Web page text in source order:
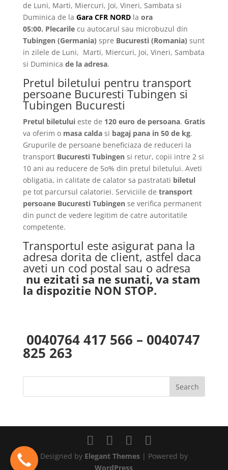
de Luni, Marti, Miercuri, Joi, Vineri, Sambata si
Duminica de la Gara CFR NORDla ora
05:00. Plecarilecu autocarul sau microbuzul din
Tubingen (Germania) spre Bucuresti (Romania) sunt
in zilele de Luni, Marti, Miercuri, Joi, Vineri, Sambata
si Duminica de la adresa.
Pretul biletului pentru transport
persoane Bucuresti Tubingen si
Tubingen Bucuresti
Pretul biletuluieste de 120 euro de persoana. Gratis
va oferim o masa caldasi bagaj pana in 50 de kg.
Grupurile de persoane beneficiaza de reduceri la
transport Bucuresti Tubingensi retur, copii intre 2 si
10 ani au reducere de 5o% din pretul biletului. Aveti
obligatia, in calitate de calator sa pastratati biletul
pe tot parcursul calatoriei. Serviciile de transport
persoane Bucuresti Tubingen se verifica permanent
din punct de vedere legitim de catre autoritatile
competente.
Transportul este asigurat pana la
adresa dorita de client, astfel daca
aveti un cod postal sau o adresa
nu ezitati sa ne sunati, va stam
la dispozitie NON STOP.
0040764 417 566 – 0040747
825 263
Designed by Elegant Themes| Powered by
WordPress